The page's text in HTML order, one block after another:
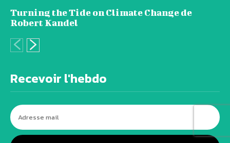
Turning the Tide on Climate Change de
Robert Kandel
Recevoir l'hebdo